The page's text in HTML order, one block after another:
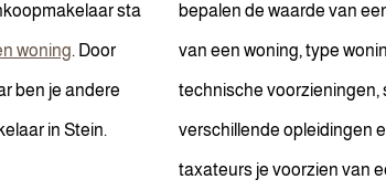
sta
woning. Door
ben je andere
in Stein.
bepalen de waarde van
van een woning, type
technische voorzieningen,
verschillende opleidingen
taxateurs je voorzien van